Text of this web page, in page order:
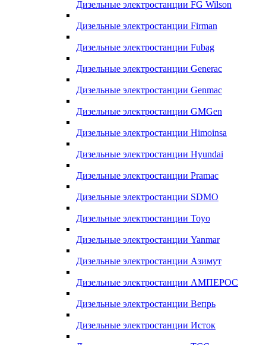
Дизельные электростанции FG Wilson
Дизельные электростанции Firman
Дизельные электростанции Fubag
Дизельные электростанции Generac
Дизельные электростанции Genmac
Дизельные электростанции GMGen
Дизельные электростанции Himoinsa
Дизельные электростанции Hyundai
Дизельные электростанции Pramac
Дизельные электростанции SDMO
Дизельные электростанции Toyo
Дизельные электростанции Yanmar
Дизельные электростанции Азимут
Дизельные электростанции АМПЕРОС
Дизельные электростанции Вепрь
Дизельные электростанции Исток